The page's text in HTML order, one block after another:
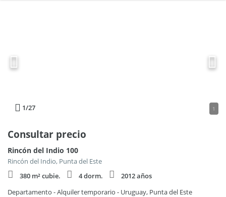
1/27 1
Consultar precio
Rincón del Indio 100
Rincón del Indio, Punta del Este
380 m² cubie.
4 dorm.
2012 años
Departamento - Alquiler temporario - Uruguay, Punta del Este